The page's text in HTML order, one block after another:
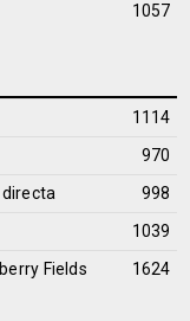
1057
1114
970
998
1039
Fields 1624